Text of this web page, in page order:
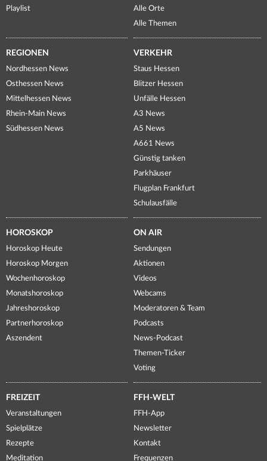
Playlist
Alle Orte
Alle Themen
REGIONEN
Nordhessen News
Osthessen News
Mittelhessen News
Rhein-Main News
Südhessen News
VERKEHR
Staus Hessen
Blitzer Hessen
Unfälle Hessen
A3 News
A5 News
A661 News
Günstig tanken
Parkhäuser
Flugplan Frankfurt
Schulausfälle
HOROSKOP
Horoskop Heute
Horoskop Morgen
Wochenhoroskop
Monatshoroskop
Jahreshoroskop
Partnerhoroskop
Aszendent
ON AIR
Sendungen
Aktionen
Videos
Webcams
Moderatoren & Team
Podcasts
News-Podcast
Themen-Ticker
Voting
FREIZEIT
Veranstaltungen
Spielplätze
Rezepte
Meditation
FFH-WELT
FFH-App
Newsletter
Kontakt
Frequenzen